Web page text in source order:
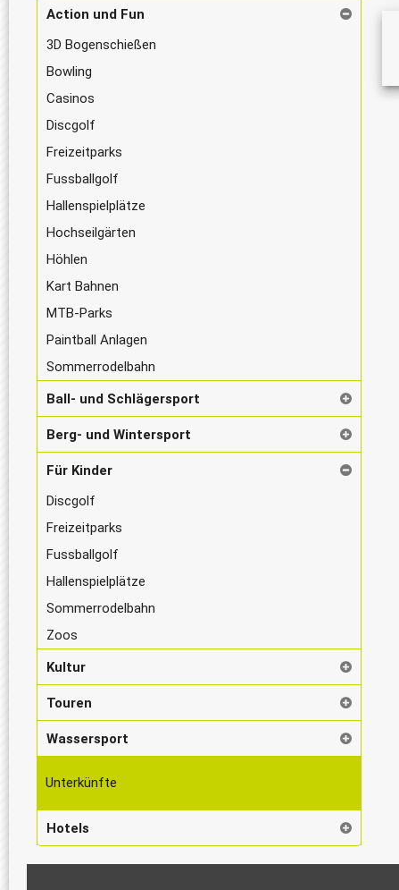
Action und Fun
3D Bogenschießen
Bowling
Casinos
Discgolf
Freizeitparks
Fussballgolf
Hallenspielplätze
Hochseilgärten
Höhlen
Kart Bahnen
MTB-Parks
Paintball Anlagen
Sommerrodelbahn
Ball- und Schlägersport
Berg- und Wintersport
Für Kinder
Discgolf
Freizeitparks
Fussballgolf
Hallenspielplätze
Sommerrodelbahn
Zoos
Kultur
Touren
Wassersport
Unterkünfte
Hotels